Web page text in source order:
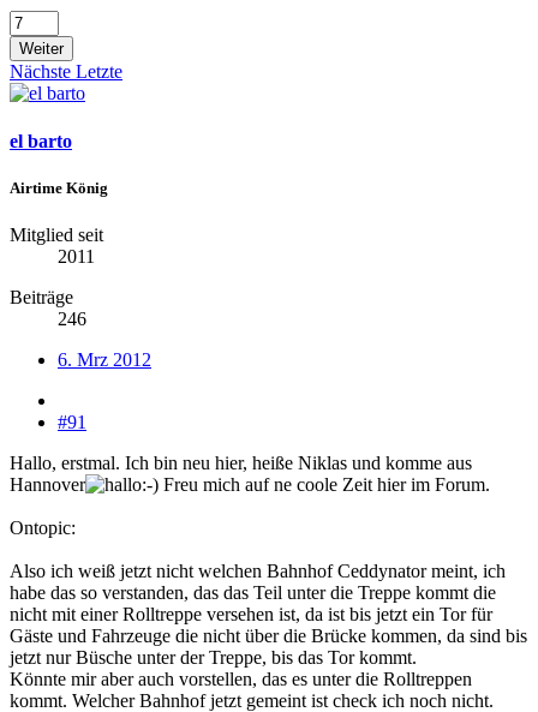
Weiter
Nächste Letzte
el barto
Airtime König
Mitglied seit
2011
Beiträge
246
6. Mrz 2012
#91
Hallo, erstmal. Ich bin neu hier, heiße Niklas und komme aus
Hannover
Freu mich auf ne coole Zeit hier im Forum.
Ontopic:
Also ich weiß jetzt nicht welchen Bahnhof Ceddynator meint, ich
habe das so verstanden, das das Teil unter die Treppe kommt die
nicht mit einer Rolltreppe versehen ist, da ist bis jetzt ein Tor für
Gäste und Fahrzeuge die nicht über die Brücke kommen, da sind bis
jetzt nur Büsche unter der Treppe, bis das Tor kommt.
Könnte mir aber auch vorstellen, das es unter die Rolltreppen
kommt. Welcher Bahnhof jetzt gemeint ist check ich noch nicht.